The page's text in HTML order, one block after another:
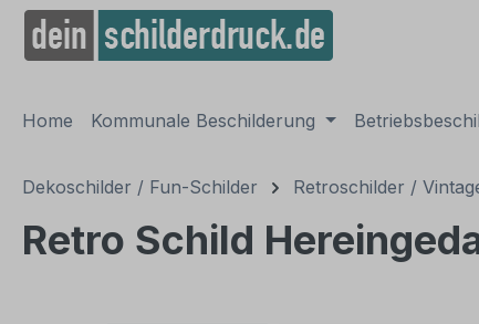
Zur Hauptnavigation springen
Home Kommunale Beschilderung
Dekoschilder / Fun-Schilder Retroschilder /
Retro Schild